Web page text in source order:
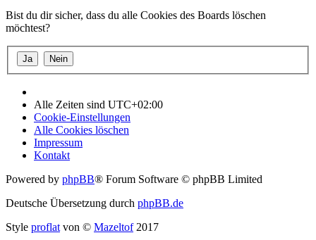
Bist du dir sicher, dass du alle Cookies des Boards löschen
möchtest?
Alle Zeiten sind UTC+02:00
Cookie-Einstellungen
Alle Cookies löschen
Impressum
Kontakt
Powered by phpBB® Forum Software © phpBB Limited
Deutsche Übersetzung durch phpBB.de
Style proflat von © Mazeltof2017